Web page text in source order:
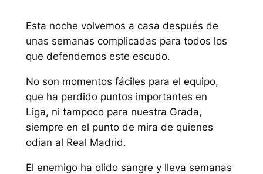
Esta noche volvemos a casa después de
unas semanas complicadas para todos los
que defendemos este escudo.
No son momentos fáciles para el equipo,
que ha perdido puntos importantes en
Liga, ni tampoco para nuestra Grada,
siempre en el punto de mira de quienes
odian al Real Madrid.
El enemigo ha olido sangre y lleva semanas